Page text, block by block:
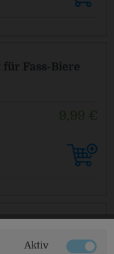
Fass-Biere
9,99 €
Aktiv